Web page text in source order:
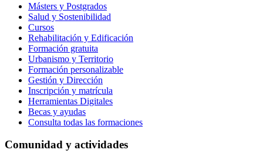
Másters y Postgrados
Salud y Sostenibilidad
Cursos
Rehabilitación y Edificación
Formación gratuita
Urbanismo y Territorio
Formación personalizable
Gestión y Dirección
Inscripción y matrícula
Herramientas Digitales
Becas y ayudas
Consulta todas las formaciones
Comunidad y actividades